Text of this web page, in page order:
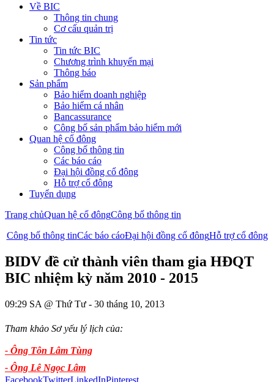
Về BIC
Thông tin chung
Cơ cấu quản trị
Tin tức
Tin tức BIC
Chương trình khuyến mại
Thông báo
Sản phẩm
Bảo hiểm doanh nghiệp
Bảo hiểm cá nhân
Bancassurance
Công bố sản phẩm bảo hiểm mới
Quan hệ cổ đông
Công bố thông tin
Các báo cáo
Đại hội đồng cổ đông
Hỗ trợ cổ đông
Tuyển dụng
Trang chủQuan hệ cổ đôngCông bố thông tin
Công bố thông tinCác báo cáoĐại hội đồng cổ đôngHỗ trợ cổ đông
BIDV đề cử thành viên tham gia HĐQT
BIC nhiệm kỳ năm 2010 - 2015
09:29 SA @ Thứ Tư - 30 tháng 10, 2013
Tham khảo Sơ yếu lý lịch của:
- Ông Tôn Lâm Tùng
- Ông Lê Ngọc Lâm